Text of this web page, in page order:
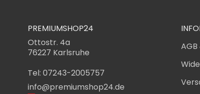
PREMIUMSHOP24
Ottostr. 4a
76227 Karlsruhe
Tel: 07243-2005757
info@premiumshop24.de